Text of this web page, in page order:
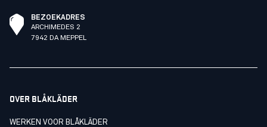
BEZOEKADRES
ARCHIMEDES 2
7942 DA MEPPEL
OVER BLÅKLÄDER
WERKEN VOOR BLÅKLÄDER